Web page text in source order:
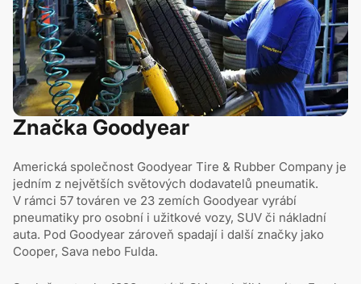
Značka Goodyear
Americká společnost Goodyear Tire & Rubber Company je
jedním z největších světových dodavatelů pneumatik.
V rámci 57 továren ve 23 zemích Goodyear vyrábí
pneumatiky pro osobní i užitkové vozy, SUV či nákladní
auta. Pod Goodyear zároveň spadají i další značky jako
Cooper, Sava nebo Fulda.